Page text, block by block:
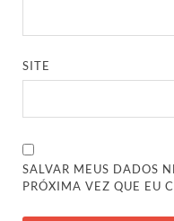
SITE
SALVAR MEUS DADOS
PRÓXIMA VEZ QUE EU